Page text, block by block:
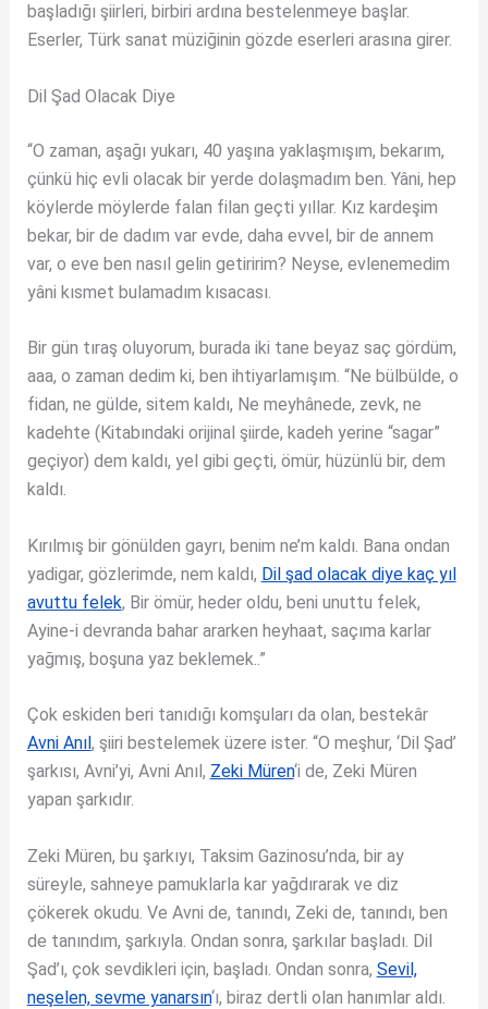
başladığı şiirleri, birbiri ardına bestelenmeye başlar.
Eserler, Türk sanat müziğinin gözde eserleri arasına girer.
Dil Şad Olacak Diye
“O zaman, aşağı yukarı, 40 yaşına yaklaşmışım, bekarım,
çünkü hiç evli olacak bir yerde dolaşmadım ben. Yâni, hep
köylerde möylerde falan filan geçti yıllar. Kız kardeşim
bekar, bir de dadım var evde, daha evvel, bir de annem
var, o eve ben nasıl gelin getiririm? Neyse, evlenemedim
yâni kısmet bulamadım kısacası.
Bir gün tıraş oluyorum, burada iki tane beyaz saç gördüm,
aaa, o zaman dedim ki, ben ihtiyarlamışım. “Ne bülbülde, o
fidan, ne gülde, sitem kaldı, Ne meyhânede, zevk, ne
kadehte (Kitabındaki orijinal şiirde, kadeh yerine “sagar”
geçiyor) dem kaldı, yel gibi geçti, ömür, hüzünlü bir, dem
kaldı.
Kırılmış bir gönülden gayrı, benim ne’m kaldı. Bana ondan
yadigar, gözlerimde, nem kaldı, Dil şad olacak diye kaç yıl
avuttu felek, Bir ömür, heder oldu, beni unuttu felek,
Ayine-i devranda bahar ararken heyhaat, saçıma karlar
yağmış, boşuna yaz beklemek..”
Çok eskiden beri tanıdığı komşuları da olan, bestekâr
Avni Anıl , şiiri bestelemek üzere ister. “O meşhur, ‘Dil Şad’
şarkısı, Avni’yi, Avni Anıl, Zeki Müren‘i de, Zeki Müren
yapan şarkıdır.
Zeki Müren, bu şarkıyı, Taksim Gazinosu’nda, bir ay
süreyle, sahneye pamuklarla kar yağdırarak ve diz
çökerek okudu. Ve Avni de, tanındı, Zeki de, tanındı, ben
de tanındım, şarkıyla. Ondan sonra, şarkılar başladı. Dil
Şad’ı, çok sevdikleri için, başladı. Ondan sonra, Sevil,
neşelen, sevme yanarsın‘ı, biraz dertli olan hanımlar aldı.